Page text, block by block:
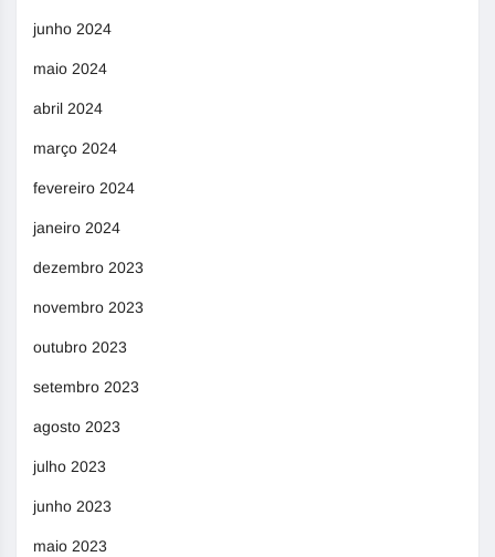
junho 2024
maio 2024
abril 2024
março 2024
fevereiro 2024
janeiro 2024
dezembro 2023
novembro 2023
outubro 2023
setembro 2023
agosto 2023
julho 2023
junho 2023
maio 2023